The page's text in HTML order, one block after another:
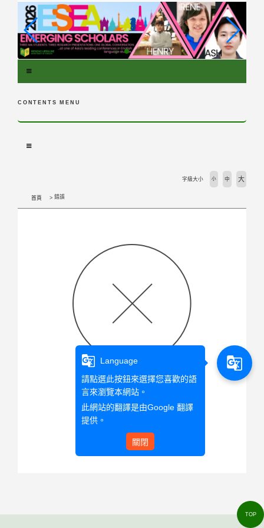
CONTENTS MENU
首頁 錯誤
字級大小 小 中 大
查無此文章資料
回首頁
TOP
g_translate
Language
請點選此按鈕來選擇您喜歡的語
言來瀏覽本網站。
此網站的翻譯是由Google 翻譯
提供。
關閉
g_translate